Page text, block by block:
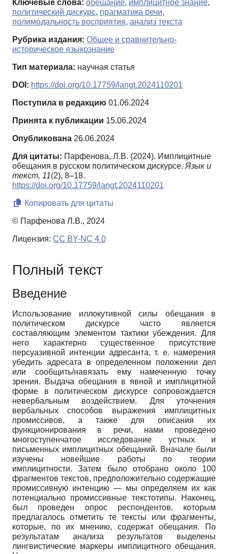
Ключевые слова: обещание, имплицитное знание,
политический дискурс, прагматика речи,
полимодальность восприятия, анализ текста
Рубрика издания: Общее и сравнительно-
историческое языкознание
Тип материала: научная статья
DOI: https://doi.org/10.17759/langt.2024110201
Поступила в редакцию 01.06.2024
Принята к публикации 15.06.2024
Опубликована 26.06.2024
Для цитаты: Парфенова, Л.В. (2024). Имплицитные
обещания в русском политическом дискурсе. Язык и
текст, 11(2), 8–18.
https://doi.org/10.17759/langt.2024110201
Копировать для цитаты
© Парфенова Л.В., 2024
Лицензия: CC BY-NC 4.0
Полный текст
Введение
Использование иллокутивной силы обещания в
политическом дискурсе часто является
составляющим элементом тактики убеждения. Для
него характерно существенное присутствие
персуазивной интенции адресанта, т. е. намерения
убедить адресата в определенном положении дел
или сообщить/навязать ему намеченную точку
зрения. Выдача обещания в явной и имплицитной
форме в политическом дискурсе сопровождается
невербальным воздействием. Для уточнения
вербальных способов выражения имплицитных
промиссивов, а также для описания их
функционирования в речи, нами проведено
многоступенчатое исследование устных и
письменных имплицитных обещаний. Вначале были
изучены новейшие работы по теории
имплицитности. Затем было отобрано около 100
фрагментов текстов, предположительно содержащие
промиссивную интенцию — мы определяем их как
потенциально промиссивные текстотипы. Наконец,
был проведен опрос респондентов, которым
предлагалось отметить те тексты или фрагменты,
которые, по их мнению, содержат обещания. По
результатам анализа результатов выделены
лингвистические маркеры имплицитного обещания.